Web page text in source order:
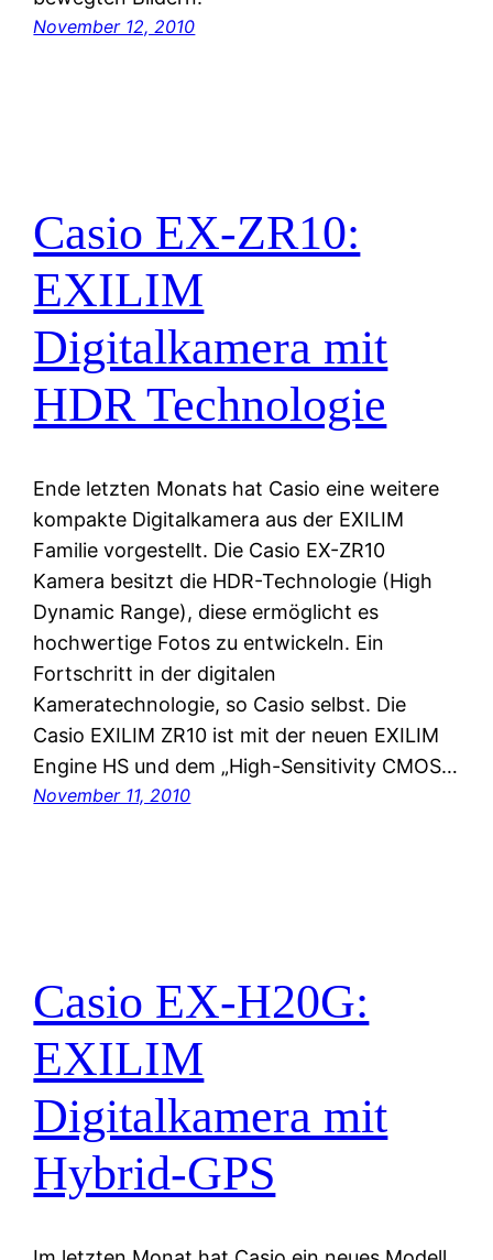
November 12, 2010
Casio EX-ZR10:
EXILIM
Digitalkamera mit
HDR Technologie
Ende letzten Monats hat Casio eine weitere
kompakte Digitalkamera aus der EXILIM
Familie vorgestellt. Die Casio EX-ZR10
Kamera besitzt die HDR-Technologie (High
Dynamic Range), diese ermöglicht es
hochwertige Fotos zu entwickeln. Ein
Fortschritt in der digitalen
Kameratechnologie, so Casio selbst. Die
Casio EXILIM ZR10 ist mit der neuen EXILIM
Engine HS und dem „High-Sensitivity CMOS…
November 11, 2010
Casio EX-H20G:
EXILIM
Digitalkamera mit
Hybrid-GPS